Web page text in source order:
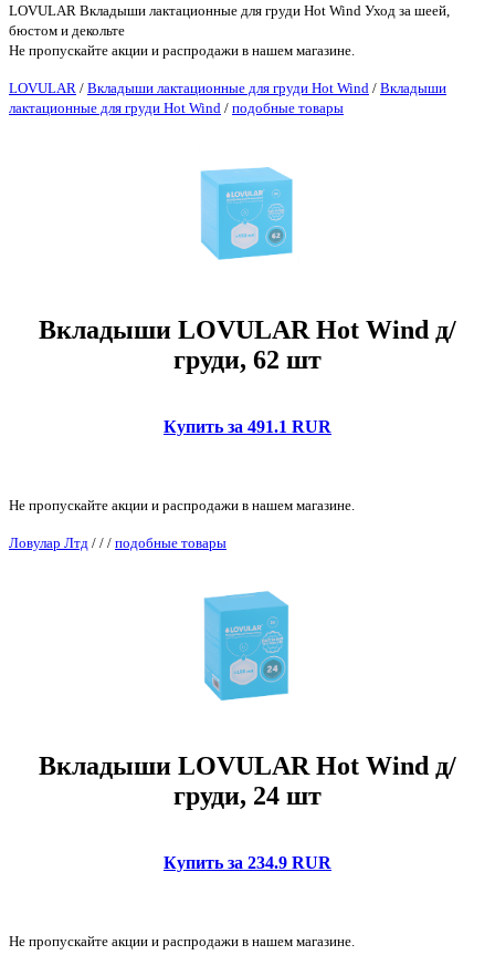
LOVULAR Вкладыши лактационные для груди Hot Wind Уход за шеей,
бюстом и декольте
Не пропускайте акции и распродажи в нашем магазине.
LOVULAR / Вкладыши лактационные для груди Hot Wind / Вкладыши
лактационные для груди Hot Wind / подобные товары
Вкладыши LOVULAR Hot Wind д/
груди, 62 шт
Купить за 491.1 RUR
Не пропускайте акции и распродажи в нашем магазине.
Ловулар Лтд / / / подобные товары
Вкладыши LOVULAR Hot Wind д/
груди, 24 шт
Купить за 234.9 RUR
Не пропускайте акции и распродажи в нашем магазине.